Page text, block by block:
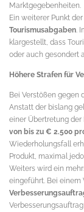
Marktgegebenheiten.
Ein weiterer Punkt
Tourismusabgaben.
klargestellt, dass
oder auch gesondert
Höhere Strafen für
Bei Verstößen gegen
Anstatt der bislang
einer Übertretung
von bis zu € 2.500
Wiederholungsfall
Produkt, maximal
Weiters wird ein
eingeführt. Bei einem